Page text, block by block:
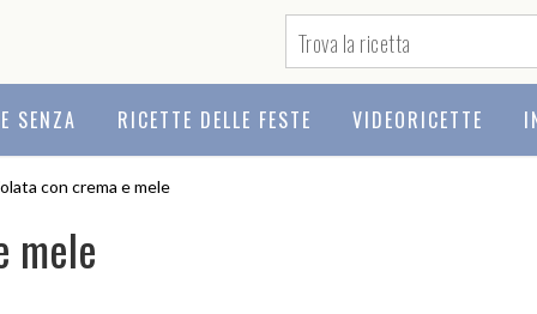
SENZA RICETTE DELLE FESTE VIDEORICETTE
con crema e mele
mele